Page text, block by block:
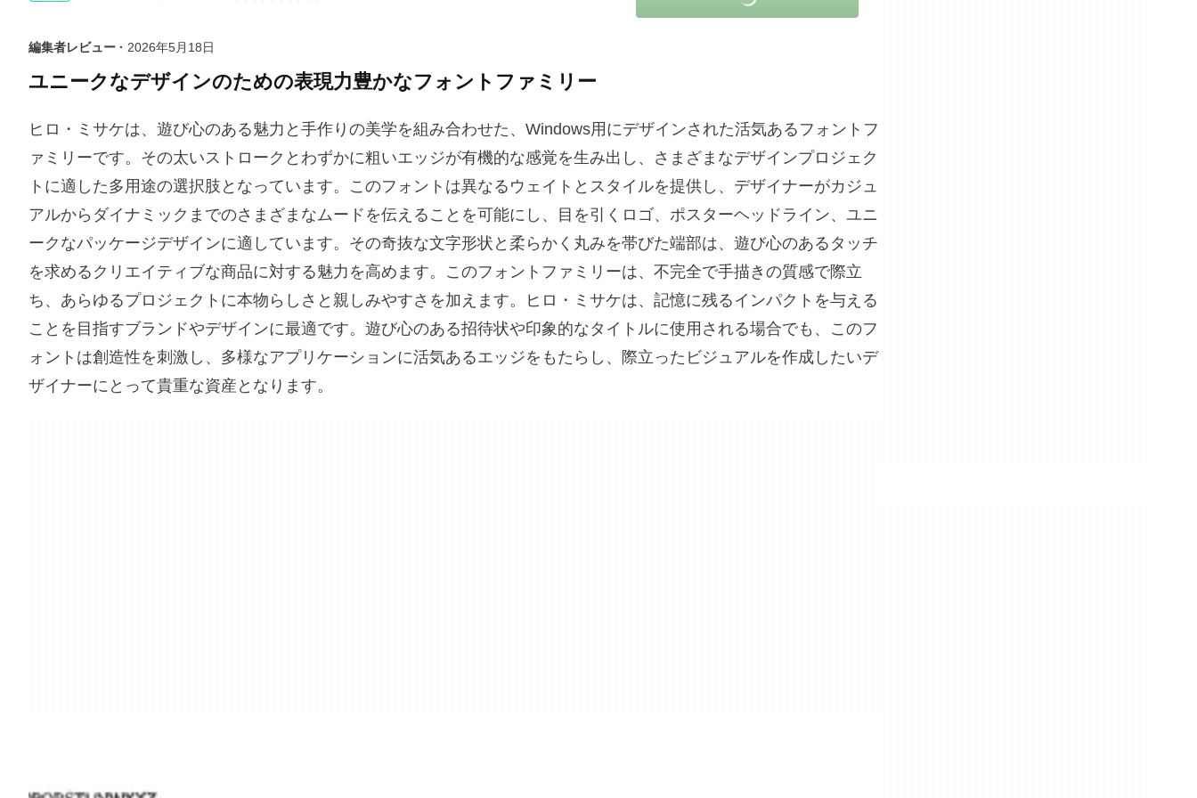
編集者レビュー · 2026年5月18日
ユニークなデザインのための表現力豊かなフォントファミリー
ヒロ・ミサケは、遊び心のある魅力と手作りの美学を組み合わせた、Windows用にデザインされた活気あるフォントフ
ァミリーです。その太いストロークとわずかに粗いエッジが有機的な感覚を生み出し、さまざまなデザインプロジェク
トに適した多用途の選択肢となっています。このフォントは異なるウェイトとスタイルを提供し、デザイナーがカジュ
アルからダイナミックまでのさまざまなムードを伝えることを可能にし、目を引くロゴ、ポスターヘッドライン、ユニ
ークなパッケージデザインに適しています。その奇抜な文字形状と柔らかく丸みを帯びた端部は、遊び心のあるタッチ
を求めるクリエイティブな商品に対する魅力を高めます。このフォントファミリーは、不完全で手描きの質感で際立
ち、あらゆるプロジェクトに本物らしさと親しみやすさを加えます。ヒロ・ミサケは、記憶に残るインパクトを与える
ことを目指すブランドやデザインに最適です。遊び心のある招待状や印象的なタイトルに使用される場合でも、このフ
ォントは創造性を刺激し、多様なアプリケーションに活気あるエッジをもたらし、際立ったビジュアルを作成したいデ
ザイナーにとって貴重な資産となります。